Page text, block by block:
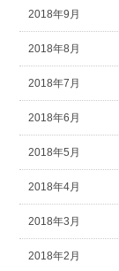
2018年9月
2018年8月
2018年7月
2018年6月
2018年5月
2018年4月
2018年3月
2018年2月